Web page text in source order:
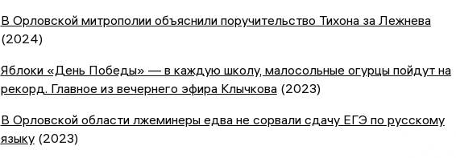
В Орловской митрополии объяснили поручительство Тихона за Лежнева
(2024)
Яблоки «День Победы» — в каждую школу, малосольные огурцы пойдут на
рекорд. Главное из вечернего эфира Клычкова(2023)
В Орловской области лжеминеры едва не сорвали сдачу ЕГЭ по русскому
языку(2023)